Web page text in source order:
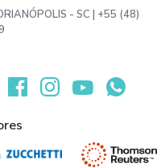
- SC | +55 (48)